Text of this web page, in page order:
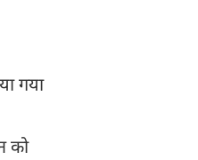
गया
को